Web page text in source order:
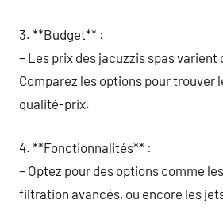
3. **Budget** :
– Les prix des jacuzzis spas
Comparez les options pour trouver
qualité-prix.
4. **Fonctionnalités** :
– Optez pour des options comme
filtration avancés, ou encore les